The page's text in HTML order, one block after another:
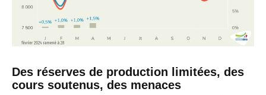
Des réserves de production limitées, des
cours soutenus, des menaces